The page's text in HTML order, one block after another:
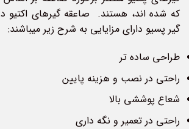
که شده اند، هستند. صاعقه گیرهای اکتیو
گیر پسیو دارای مزایایی به شرح زیر می­باشند:
طراحی ساده تر
راحتی در نصب و هزینه پایین
شعاع پوششی بالا
راحتی در تعمیر و نگه داری